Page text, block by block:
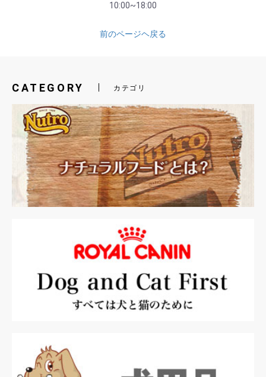
10:00~18:00
前のページヘ戻る
CATEGORY カテゴリ